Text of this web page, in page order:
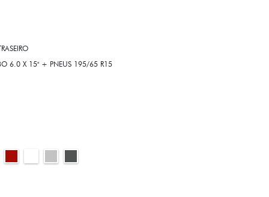
6.0 X 15" + PNEUS 195/65 R15